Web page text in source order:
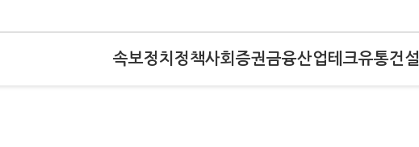
속보정치 정책사회 증권금융산업테크유통건설